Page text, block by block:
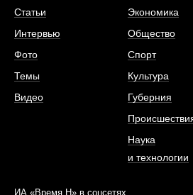
Статьи
Интервью
Фото
Темы
Видео
Экономика
Общество
Спорт
Культура
Губерния
Наука
и технологии
ИА «Время Н» в соцсетях